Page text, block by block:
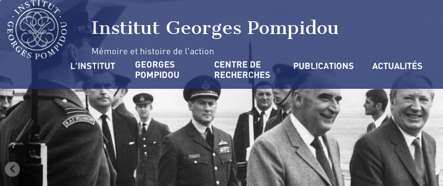
Aller
au
contenu
principal
Institut Georges Pompidou
Mémoire et histoire de l'action
Navigation
principale
L'INSTITUT
GEORGES
POMPIDOU
CENTRE DE
RECHERCHES
PUBLICATIONS ACTUALITÉS
Panneau de gestion des cookies